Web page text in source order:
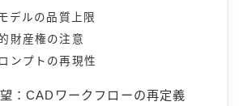
デルの品質上限
財産権の注意
ンプトの再現性
：CADワークフローの再定義